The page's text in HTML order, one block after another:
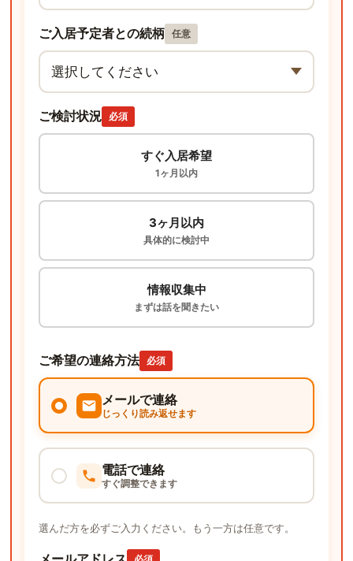
ご入居予定者との続柄 任意
ご検討状況 必須
すぐ入居希望
1ヶ月以内
3ヶ月以内
具体的に検討中
情報収集中
まずは話を聞きたい
ご希望の連絡方法 必須
メールで連絡
じっくり読み返せます
電話で連絡
すぐ調整できます
選んだ方を必ずご入力ください。もう一方は任意です。